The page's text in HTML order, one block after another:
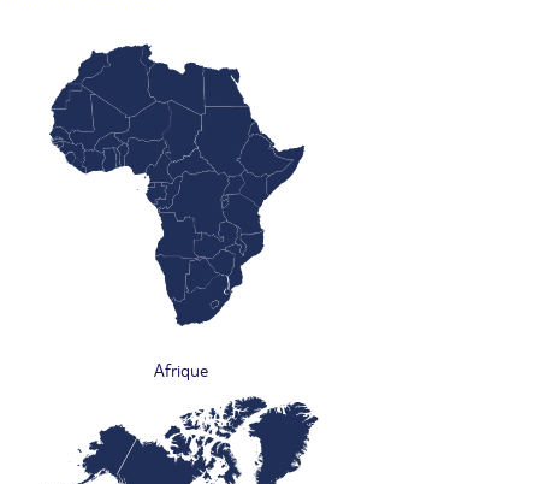
Afrique